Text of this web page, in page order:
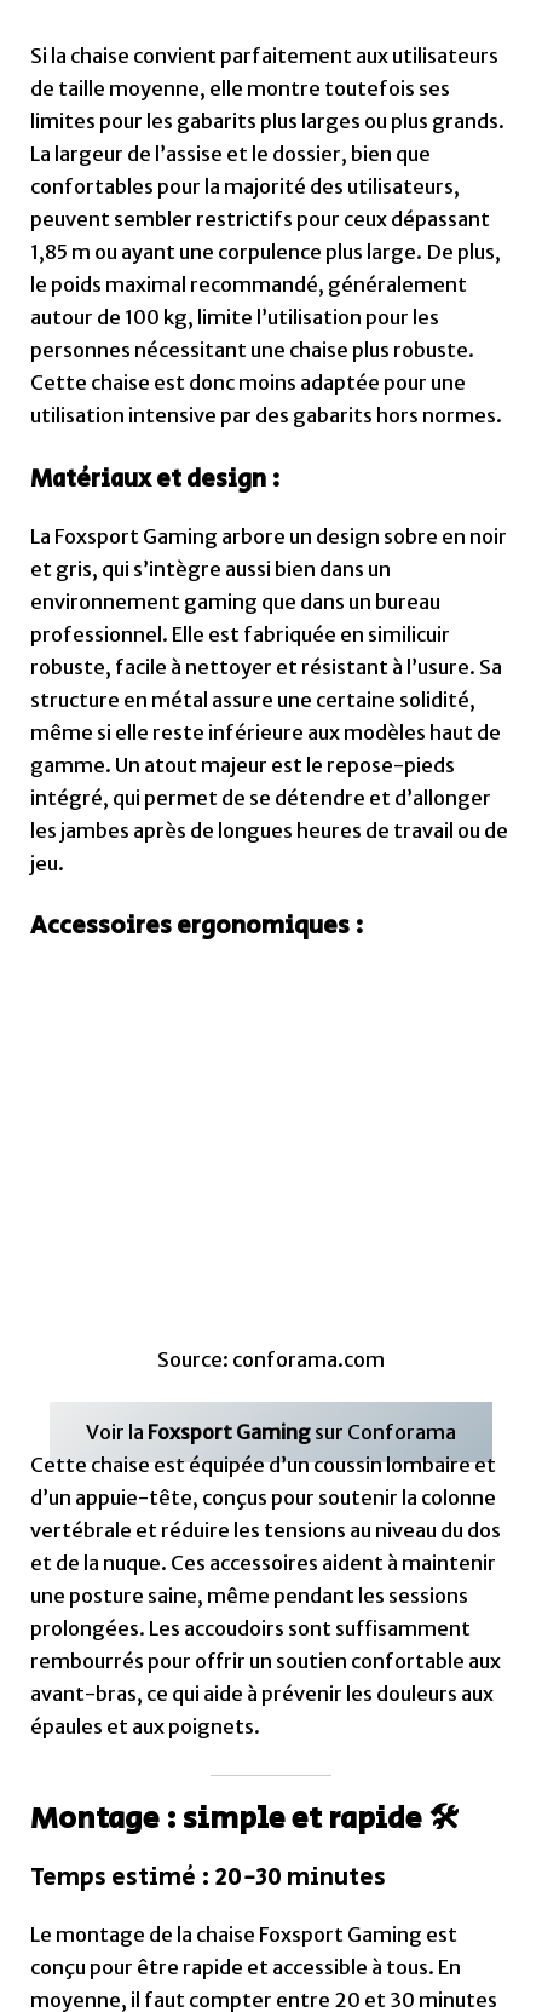
Si la chaise convient parfaitement aux utilisateurs
de taille moyenne, elle montre toutefois ses
limites pour les gabarits plus larges ou plus grands.
La largeur de l’assise et le dossier, bien que
confortables pour la majorité des utilisateurs,
peuvent sembler restrictifs pour ceux dépassant
1,85 m ou ayant une corpulence plus large. De plus,
le poids maximal recommandé, généralement
autour de 100 kg, limite l’utilisation pour les
personnes nécessitant une chaise plus robuste.
Cette chaise est donc moins adaptée pour une
utilisation intensive par des gabarits hors normes.
Matériaux et design :
La Foxsport Gaming arbore un design sobre en noir
et gris, qui s’intègre aussi bien dans un
environnement gaming que dans un bureau
professionnel. Elle est fabriquée en similicuir
robuste, facile à nettoyer et résistant à l’usure. Sa
structure en métal assure une certaine solidité,
même si elle reste inférieure aux modèles haut de
gamme. Un atout majeur est le repose-pieds
intégré, qui permet de se détendre et d’allonger
les jambes après de longues heures de travail ou de
jeu.
Accessoires ergonomiques :
avant-bras, ce qui aide à prévenir les douleurs aux
épaules et aux poignets.
Montage : simple et rapide 🛠️
Temps estimé : 20-30 minutes
Le montage de la chaise Foxsport Gaming est
conçu pour être rapide et accessible à tous. En
moyenne, il faut compter entre 20 et 30 minutes
pour l’assembler complètement. Ce temps
relativement court s’explique par des instructions
claires et des pièces pré assemblées. Même si tu
n’es pas un expert en bricolage, le processus
d’installation reste simple et ne nécessite pas
d’outils spécifiques en dehors de ceux fournis avec
rapidement de leur nouvelle chaise sans se
compliquer la vie.